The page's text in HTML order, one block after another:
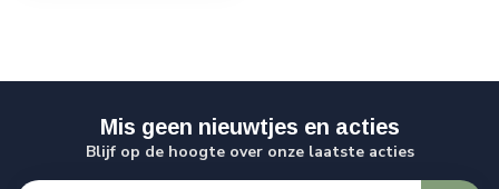
Mis geen nieuwtjes en acties
Blijf op de hoogte over onze laatste acties